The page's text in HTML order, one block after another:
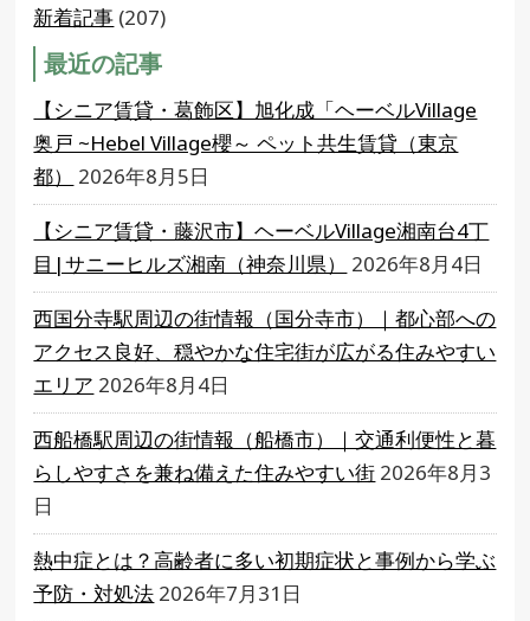
新着記事 (207)
最近の記事
【シニア賃貸・葛飾区】旭化成「ヘーベルVillage
奥戸 ~Hebel Village櫻～ ペット共生賃貸（東京
都）
2026年8月5日
【シニア賃貸・藤沢市】ヘーベルVillage湘南台4丁
目|サニーヒルズ湘南（神奈川県）
2026年8月4日
西国分寺駅周辺の街情報（国分寺市）｜都心部への
アクセス良好、穏やかな住宅街が広がる住みやすい
エリア 2026年8月4日
西船橋駅周辺の街情報（船橋市）｜交通利便性と暮
らしやすさを兼ね備えた住みやすい街 2026年8月3
日
熱中症とは？高齢者に多い初期症状と事例から学ぶ
予防・対処法 2026年7月31日